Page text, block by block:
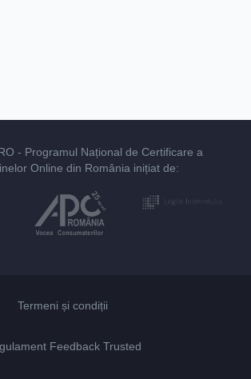
- Programul Național de Certificare a
Online din România inițiat de:
Termeni și condiții
Feedback Trusted